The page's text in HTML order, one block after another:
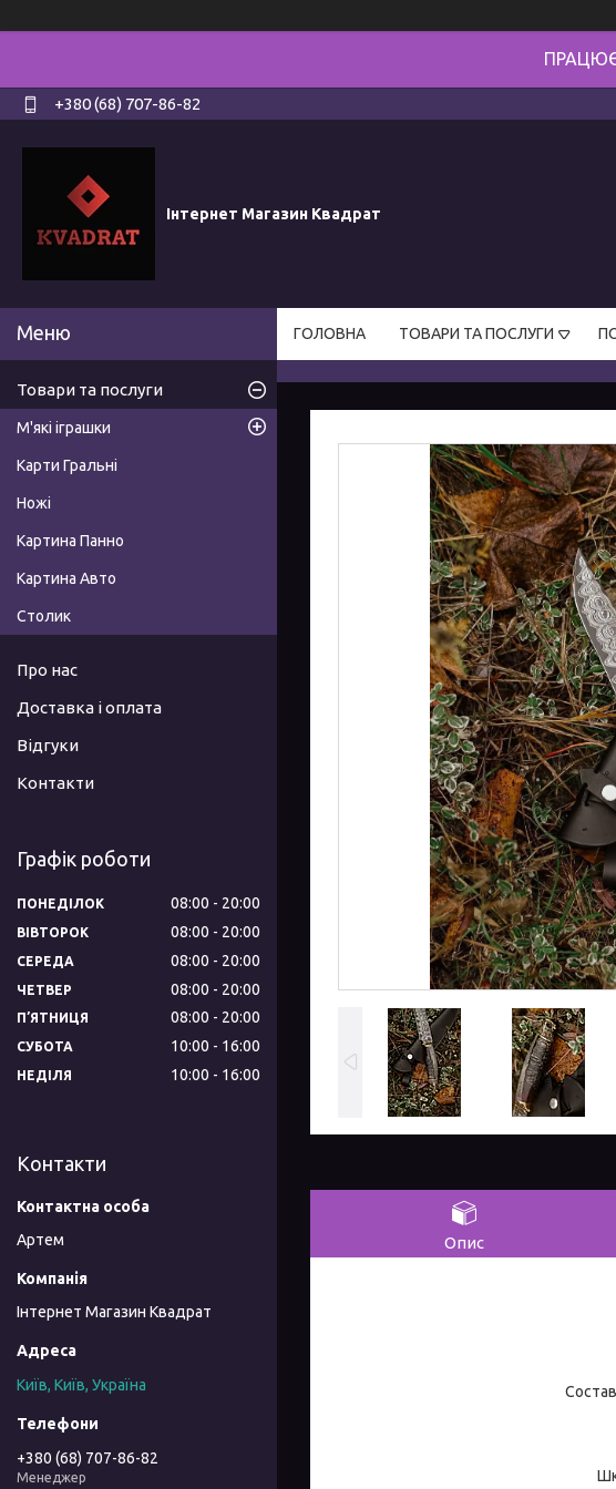
+380 (68) 707-86-82
Інтернет Магазин Квадрат
ГОЛОВНА ТОВАРИ ТА ПОСЛУГИ
Опис
Товари та послуги
М'які іграшки
Карти Гральні
Ножі
Картина Панно
Картина Авто
Столик
Про нас
Доставка і оплата
Відгуки
Контакти
Графік роботи
ПОНЕДІЛОК 08:00 20:00
ВІВТОРОК 08:00 20:00
СЕРЕДА 08:00 20:00
ЧЕТВЕР 08:00 20:00
ПʼЯТНИЦЯ 08:00 20:00
СУБОТА 10:00 16:00
НЕДІЛЯ 10:00 16:00
Контакти
Артем
Інтернет Магазин Квадрат
Київ, Київ, Україна
+380 (68) 707-86-82
Менеджер